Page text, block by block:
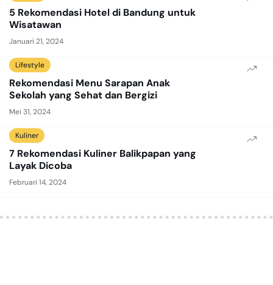
5 Rekomendasi Hotel di Bandung untuk
Wisatawan
Januari 21, 2024
Lifestyle
Rekomendasi Menu Sarapan Anak
Sekolah yang Sehat dan Bergizi
Mei 31, 2024
Kuliner
7 Rekomendasi Kuliner Balikpapan yang
Layak Dicoba
Februari 14, 2024